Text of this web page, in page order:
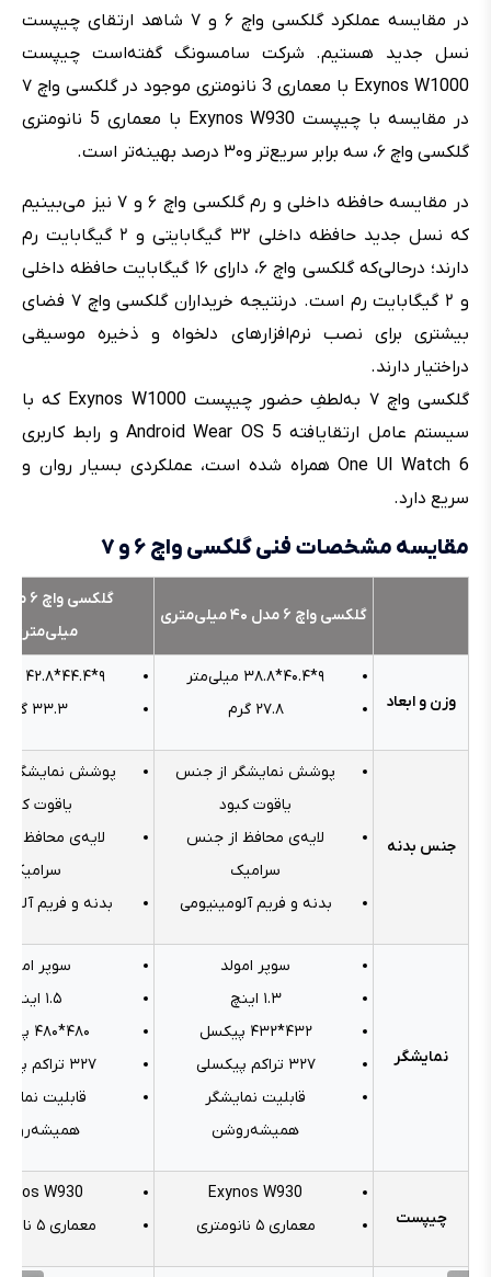
در مقایسه عملکرد گلکسی واچ ۶ و ۷ شاهد ارتقای چیپست
نسل جدید هستیم. شرکت سامسونگ گفته‌است چیپست
Exynos W1000 با معماری 3 نانومتری موجود در گلکسی واچ ۷
در مقایسه با چیپست Exynos W930 با معماری 5 نانومتری
گلکسی واچ ۶، سه برابر سریع‌تر و۳۰ درصد بهینه‌تر است.
در مقایسه حافظه داخلی و رم گلکسی واچ ۶ و ۷ نیز می‌بینیم
که نسل جدید حافظه داخلی ۳۲ گیگابایتی و ۲ گیگابایت رم
دارند؛ درحالی‌که گلکسی واچ ۶، دارای ۱۶ گیگابایت حافظه داخلی
و ۲ گیگابایت رم است. درنتیجه خریداران گلکسی واچ ۷ فضای
بیشتری برای نصب نرم‌افزارهای دلخواه و ذخیره موسیقی
دراختیار دارند.
گلکسی واچ ۷ به‌لطفِ حضور چیپست Exynos W1000 که با
سیستم عامل ارتقایافته Android Wear OS 5 و رابط کاربری
One UI Watch 6 همراه شده است، عملکردی بسیار روان و
سریع دارد.
مقایسه مشخصات فنی گلکسی واچ ۶ و ۷
گلکسی واچ ۶ مدل ۴۰ میلی‌متری
میلی‌متری
وزن و ابعاد
۹*۴۰.۴*۳۸.۸ میلی‌متر
۲۷.۸ گرم
۹*۴۴.۴*۴۲.۸ میلی‌متر
۳۳.۳ گرم
جنس بدنه
پوشش نمایشگر از جنس
یاقوت کبود
لایه‌ی محافظ از جنس
سرامیک
بدنه و فریم آلومینیومی
پوشش نمایشگر
یاقوت کبود
لایه‌ی محافظ
سرامیک
بدنه و فریم
نمایشگر
سوپر امولد
۱.۳ اینچ
۴۳۲*۴۳۲ پیکسل
۳۲۷ تراکم پیکسلی
قابلیت نمایشگر
همیشه‌روشن
سوپر امولد
۱.۵ اینچ
۴۸۰*۴۸۰ پیکسل
۳۲۷ تراکم پیکسلی
قابلیت
چیپست
Exynos W930
معماری ۵ نانومتری
W930
معماری ۵ نانومتری